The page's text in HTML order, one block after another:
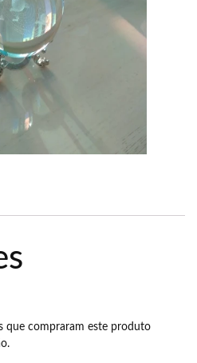
que compraram este produto